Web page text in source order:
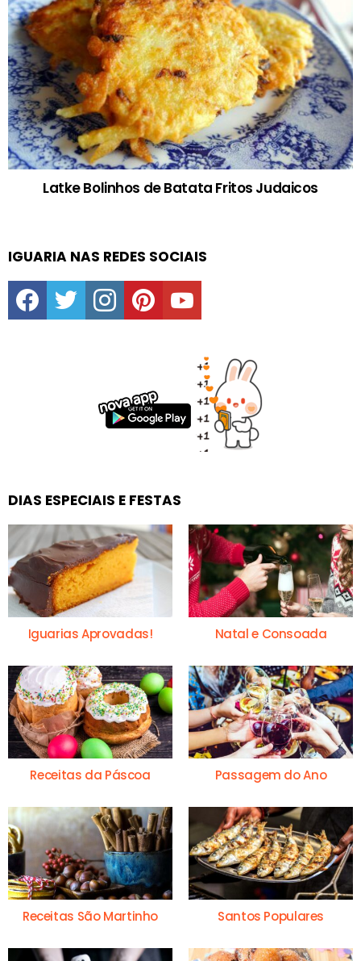
Latke Bolinhos de Batata Fritos Judaicos
IGUARIA NAS REDES SOCIAIS
facebooktwitter instagrampinterestyoutube
DIAS ESPECIAIS E FESTAS
Iguarias Aprovadas! Natal e Consoada
Receitas da Páscoa Passagem do Ano
Receitas São Martinho Santos Populares